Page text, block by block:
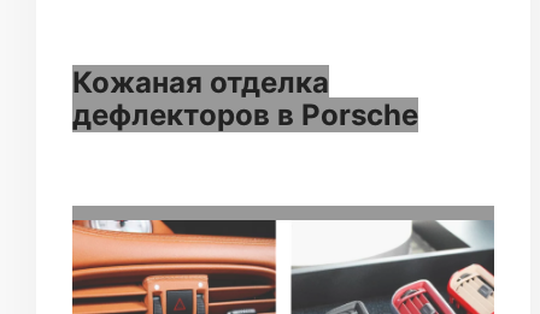
Кожаная отделка
дефлекторов в Porsche